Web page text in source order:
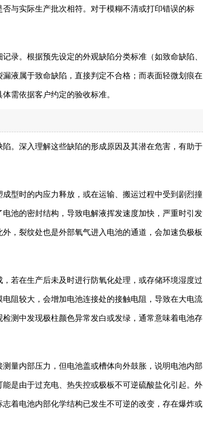
与实际生产批次相符。对于模糊不清或打印错误的标
录。根据预先设定的外观缺陷分类标准（如致命缺陷、
液属于致命缺陷，直接判定不合格；而表面轻微划痕在
需依据客户约定的验收标准。
。深入理解这些缺陷的形成原因及其潜在危害，有助于
型时的内应力释放，或在运输、搬运过程中受到剧烈撞
池的密封结构，导致电解液挥发速度加快，严重时引发
，裂纹处也是外部氧气进入电池的通道，会加速负极板
若在生产后未及时进行防氧化处理，或存储环境湿度过
阻较大，会增加电池连接处的接触电阻，导致在大电流
测中发现极柱颜色异常发白或发绿，通常意味着电池存
量内部压力，但电池盖或槽体向外鼓胀，说明电池内部
是由于过充电、热失控或极板不可逆硫酸盐化引起。外
着电池内部化学结构已发生不可逆的改变，存在爆炸或